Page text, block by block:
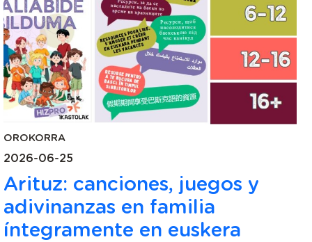
OROKORRA
2026-06-25
Arituz: canciones, juegos y
adivinanzas en familia
íntegramente en euskera